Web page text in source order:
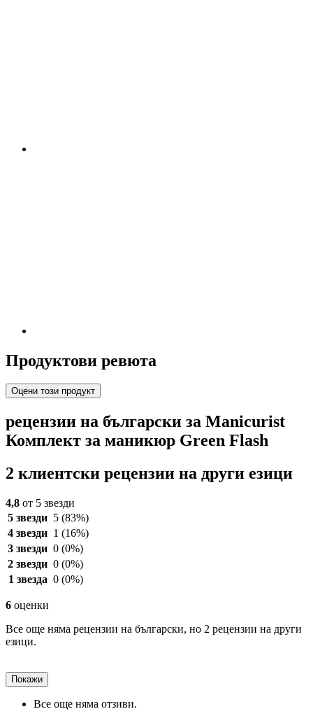
Продуктови ревюта
Оцени този продукт
рецензии на български за Manicurist
Комплект за маникюр Green Flash
2 клиентски рецензии на други езици
4,8 от 5 звезди
5 звезди 5 (83%)
4 звезди 1 (16%)
3 звезди 0 (0%)
2 звезди 0 (0%)
1 звезда 0 (0%)
6 оценки
Все още няма рецензии на български, но 2 рецензии на други
езици.
Покажи
Все още няма отзиви.